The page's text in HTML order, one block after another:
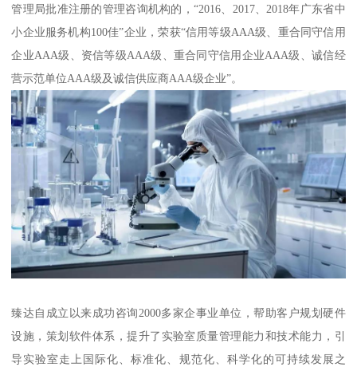
管理局批准注册的管理咨询机构的，“2016、2017、2018年广东省中
小企业服务机构100佳”企业，荣获“信用等级AAA级、重合同守信用
企业AAA级、资信等级AAA级、重合同守信用企业AAA级、诚信经
营示范单位AAA级及诚信供应商AAA级企业”。
臻达自成立以来成功咨询2000多家企事业单位，帮助客户规划硬件
设施，策划软件体系，提升了实验室质量管理能力和技术能力，引
导实验室走上国际化、标准化、规范化、科学化的可持续发展之